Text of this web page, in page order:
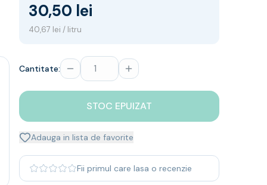
30,50 lei
40,67 lei / litru
Cantitate:
STOC EPUIZAT
Adauga in lista de favorite
Fii primul care lasa o recenzie